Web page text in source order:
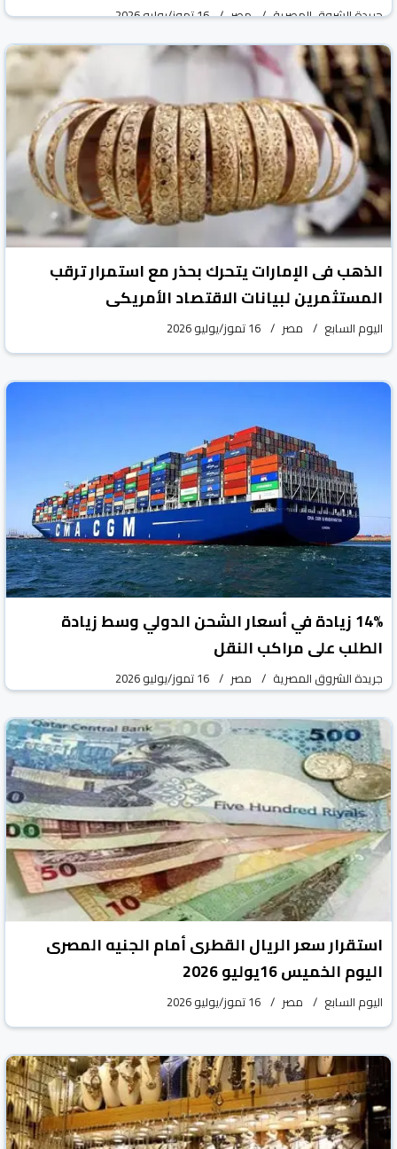
جريدة الشروق المصرية مصر 16 تموز/يوليو 2026
الذهب فى الإمارات يتحرك بحذر مع استمرار ترقب
المستثمرين لبيانات الاقتصاد الأمريكى
اليوم السابع مصر 16 تموز/يوليو 2026
14% زيادة في أسعار الشحن الدولي وسط زيادة
الطلب على مراكب النقل
جريدة الشروق المصرية مصر 16 تموز/يوليو 2026
استقرار سعر الريال القطرى أمام الجنيه المصرى
اليوم الخميس 16يوليو 2026
اليوم السابع مصر 16 تموز/يوليو 2026